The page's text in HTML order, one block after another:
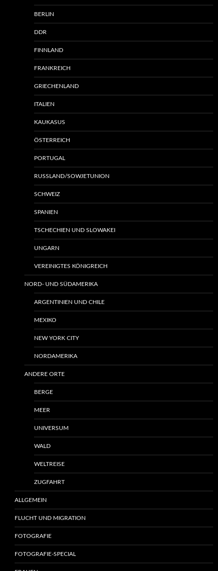
BERLIN
DDR
FINNLAND
FRANKREICH
GRIECHENLAND
ITALIEN
KAUKASUS
ÖSTERREICH
PORTUGAL
RUSSLAND/SOWJETUNION
SCHWEIZ
SPANIEN
TSCHECHIEN UND SLOWAKEI
UNGARN
VEREINIGTES KÖNIGREICH
NORD- UND SÜDAMERIKA
ARGENTINIEN UND CHILE
MEXIKO
NEW YORK CITY
NORDAMERIKA
ANDERE ORTE
BERGE
MEER
UNIVERSUM
WALD
WELTREISE
ZUGFAHRT
ALLGEMEIN
FLUCHT UND MIGRATION
FOTOGRAFIE
FOTOGRAFIE-SPECIAL